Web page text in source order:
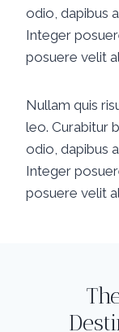
odio, dapibus
Integer
posuere velit
Nullam quis
leo. Curabitur
odio, dapibus
Integer
posuere velit